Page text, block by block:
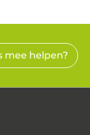
mee helpen?